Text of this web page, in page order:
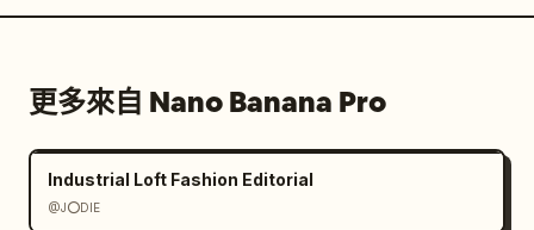
更多來自 Nano Banana Pro
Industrial Loft Fashion Editorial
@J⭕DIE